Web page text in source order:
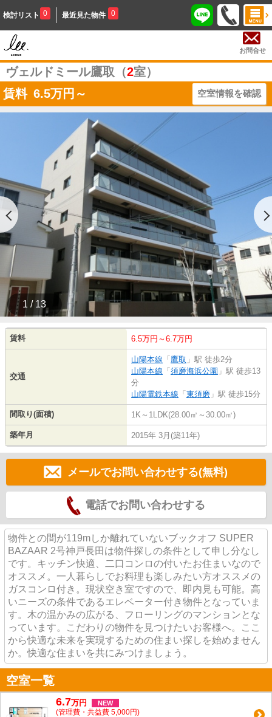
検討リスト 0 最近見た物件 0
お問合せ
ヴェルドミール鷹取（2室）
賃料 6.5万円～ 空室情報を確認
1 / 13
賃料 6.5万円～6.7万円
交通
山陽本線 「鷹取 」駅 徒歩2分
山陽本線 「須磨海浜公園 」駅 徒歩13
分
山陽電鉄本線 「東須磨 」駅 徒歩15分
間取り(面積) 1K～1LDK(28.00㎡～30.00㎡)
築年月 2015年 3月(築11年)
メールでお問い合わせする(無料)
電話でお問い合わせする
物件との間が119mしか離れていないブックオフ SUPER
BAZAAR 2号神戸長田は物件探しの条件として申し分なし
です。キッチン快適、二口コンロの付いたお住まいなので
オススメ。一人暮らしでお料理も楽しみたい方オススメの
ガスコンロ付き。現状空き室ですので、即内見も可能。高
いニーズの条件であるエレベーター付き物件となっていま
す。木の温かみの広がる、フローリングのマンションとな
っています。こだわりの物件を見つけたいお客様へ。ここ
から快適な未来を実現するための住まい探しを始めません
か。快適な住まいを共にみつけましょう。
空室一覧
6.7万円 NEW
(管理費・共益費 5,000円)